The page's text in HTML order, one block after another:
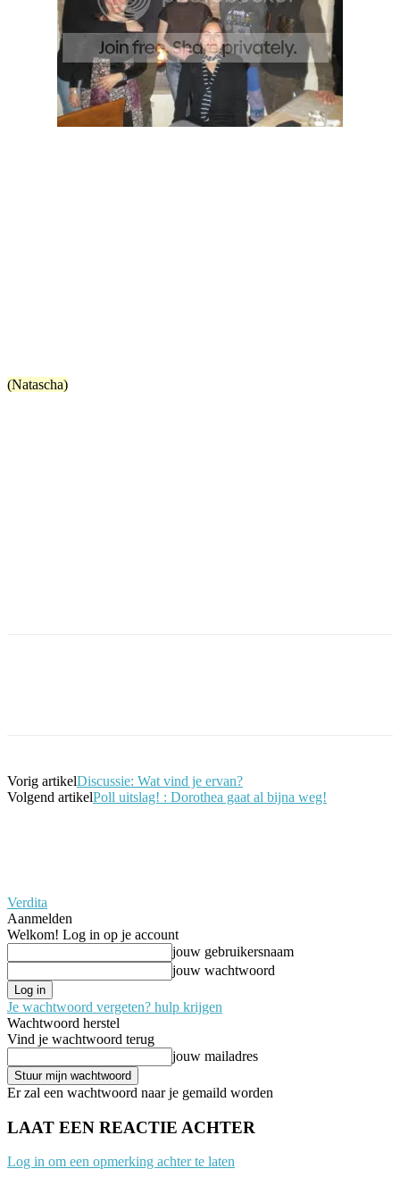
(Natascha)
Vorig artikelDiscussie: Wat vind je ervan?
Volgend artikelPoll uitslag! : Dorothea gaat al bijna weg!
Verdita
Aanmelden
Welkom! Log in op je account
jouw gebruikersnaam
jouw wachtwoord
Je wachtwoord vergeten? hulp krijgen
Wachtwoord herstel
Vind je wachtwoord terug
jouw mailadres
Er zal een wachtwoord naar je gemaild worden
LAAT EEN REACTIE ACHTER
Log in om een opmerking achter te laten